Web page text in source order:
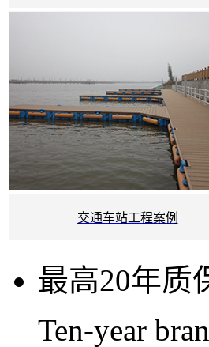
交通车站工程案例
最高20年质
Ten-year